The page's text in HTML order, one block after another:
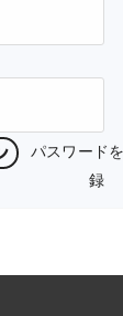
パスワード
録